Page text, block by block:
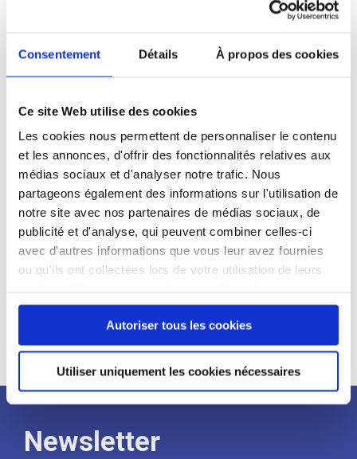
Consentement Détails À propos des cookies
Ce site Web utilise des cookies
Les cookies nous permettent de personnaliser le contenu
et les annonces, d'offrir des fonctionnalités relatives aux
médias sociaux et d'analyser notre trafic. Nous
partageons également des informations sur l'utilisation de
notre site avec nos partenaires de médias sociaux, de
publicité et d'analyse, qui peuvent combiner celles-ci
avec d'autres informations que vous leur avez fournies
ou qu'ils ont collectées lors de votre utilisation de leurs
continuez à utiliser notre site Web.
Autoriser tous les cookies
Utiliser uniquement les cookies nécessaires
Profil du
candidat
Qualifications et diplômes :
Profil recherché :
Expérience :
Processus
de
recrutement
Newsletter